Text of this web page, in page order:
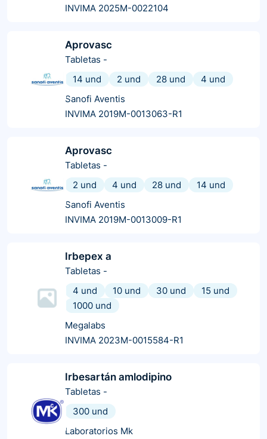
INVIMA 2025M-0022104
Aprovasc
Tabletas -
14 und
2 und 28 und
4 und
Sanofi Aventis
INVIMA 2019M-0013063-R1
Aprovasc
Tabletas -
2 und
4 und 28 und
14 und
Sanofi Aventis
INVIMA 2019M-0013009-R1
Irbepex a
Tabletas -
4 und
10 und 30 und
15 und
1000 und
Megalabs
INVIMA 2023M-0015584-R1
Irbesartán amlodipino
Tabletas -
300 und
Laboratorios Mk